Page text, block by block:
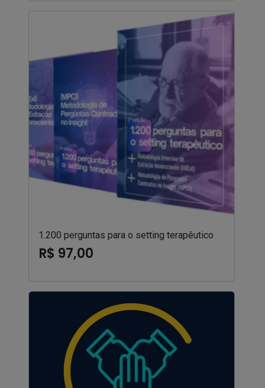
1.200 perguntas para o setting terapêutico
R$ 97,00